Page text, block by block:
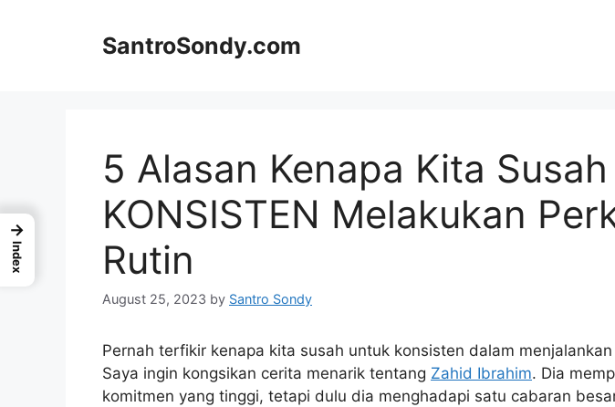
SantroSondy.com
5 Alasan Kenapa Kita Susah
KONSISTEN Melakukan
Rutin
August 25, 2023 by Santro Sondy
Pernah terfikir kenapa kita susah untuk konsisten dalam
Saya ingin kongsikan cerita menarik tentang Zahid Ibrahim. Dia
komitmen yang tinggi, tetapi dulu dia menghadapi satu cabaran
→
Index